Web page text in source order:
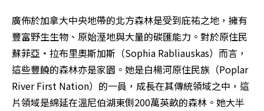
廣佈於加拿大中央地帶的北方森林是受到庇祐之地，擁有
豐富野生生物、原始溼地與大量的碳匯能力。對於原住民
蘇菲亞‧拉布里奧斯加斯（Sophia Rabliauskas）而言，
這些豐饒的森林亦是家園。她是白楊河原住民族（Poplar
River First Nation）的一員，成長在其傳統領域之中，這
片領域是綿延在溫尼伯湖東側200萬英畝的森林。她大半